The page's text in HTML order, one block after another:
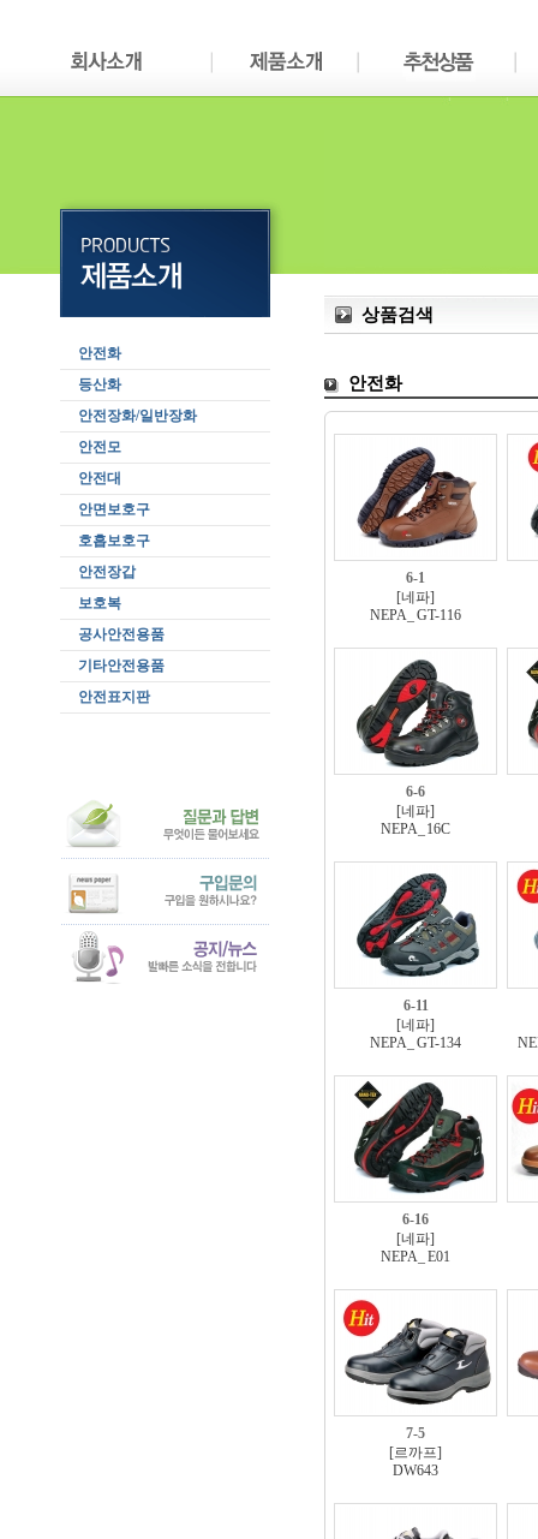
안전화
등산화
안전장화/일반장화
안전모
안전대
안면보호구
호흡보호구
안전장갑
보호복
공사안전용품
기타안전용품
안전표지판
상품검색
안전화
6-1
[네파]
NEPA_ GT-116
6-6
[네파]
NEPA_ 16C
6-11
[네파]
NEPA_ GT-134
6-16
[네파]
NEPA_ E01
7-5
[르까프]
DW643